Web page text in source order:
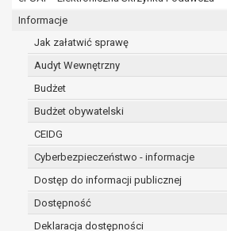
Informacje
Jak załatwić sprawę
Audyt Wewnętrzny
Budżet
Budżet obywatelski
CEIDG
Cyberbezpieczeństwo - informacje
Dostęp do informacji publicznej
Dostępność
Deklaracja dostępności
osobowych;
podmioty upoważnione do
przepisów prawa.
Pani/Pana dane osobowe będą
przez okres niezbędny do
zostały zebrane oraz zgodnie z
archiwizacji określonymi przez
powszechnie obowiązującego.
W przypadku, gdy dane osobowe
na podstawie zgody osoby, której